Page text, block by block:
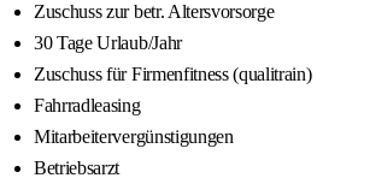
Zuschuss zur betr. Altersvorsorge
30 Tage Urlaub/Jahr
Zuschuss für Firmenfitness (qualitrain)
Fahrradleasing
Mitarbeitervergünstigungen
Betriebsarzt